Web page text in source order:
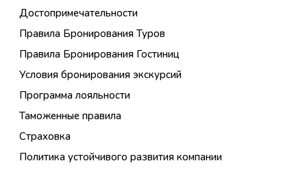
Достопримечательности
Правила Бронирования Туров
Правила Бронирования Гостиниц
Условия бронирования экскурсий
Программа лояльности
Таможенные правила
Страховка
Политика устойчивого развития компании